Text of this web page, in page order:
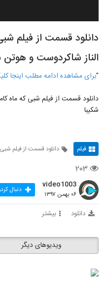
دانلود قسمت از فیلم
الناز شاکردوست و هوتن
"برای مشاهده ادامه مطلب اینجا
دانلود قسمت از فیلم شبی که ماه
شکیبا
فیلم دانلود قسمت از فیلم شبی
۲۰۳
video1003
۰۶ بهمن ۱۳۹۷ دنبال
دانلود بیشتر
ویدیوهای دیگر